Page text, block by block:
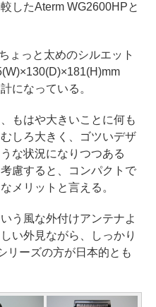
したAterm WG2600HPと
ょっと太めのシルエット
になっている。
もはや大きいことに何も
しろ大きく、ゴツいデザ
な状況になりつつある
慮すると、コンパクトで
メリットと言える。
う風な外付けアンテナよ
い外見ながら、しっかり
リーズの方が日本的とも